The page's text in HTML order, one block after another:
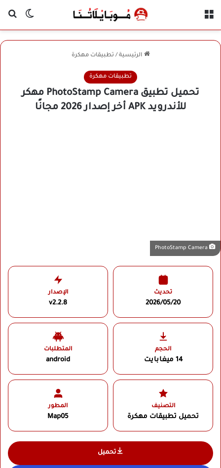
الوضع
الرئيسية / تطبيقات مهكرة
تطبيقات مهكرة
تحميل تطبيق PhotoStamp Camera مهكر
للأندرويد APK أخر إصدار 2026 مجانًا
تحديث
2026/05/20
الإصدار
v2.2.8
الحجم
14 ميغابايت
المتطلبات
android
التصنيف
تحميل تطبيقات مهكرة
المطور
Map05‏
تحميل